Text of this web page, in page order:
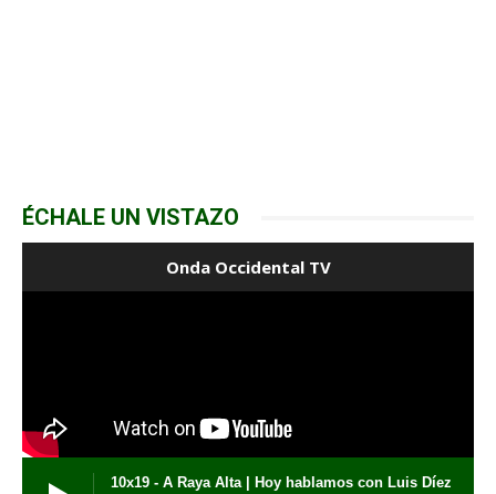
ÉCHALE UN VISTAZO
Onda Occidental TV
10x19 - A Raya Alta | Hoy hablamos con Luis Díez